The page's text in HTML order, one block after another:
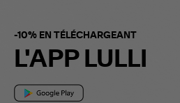
-10% EN TÉLÉCHARGEANT
L'APP LULLI